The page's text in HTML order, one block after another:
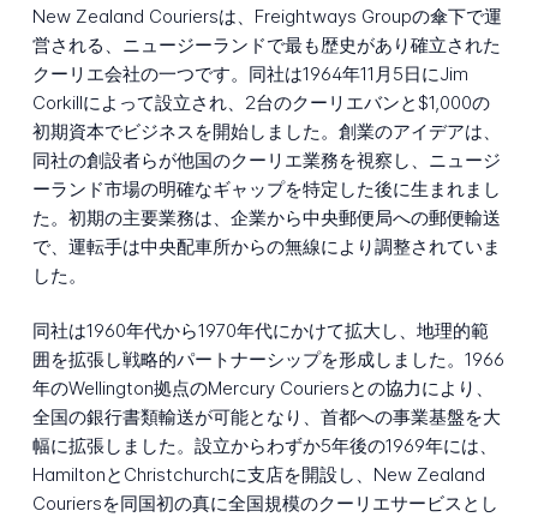
New Zealand Couriersは、Freightways Groupの傘下で運
営される、ニュージーランドで最も歴史があり確立された
クーリエ会社の一つです。同社は1964年11月5日にJim
Corkillによって設立され、2台のクーリエバンと$1,000の
初期資本でビジネスを開始しました。創業のアイデアは、
同社の創設者らが他国のクーリエ業務を視察し、ニュージ
ーランド市場の明確なギャップを特定した後に生まれまし
た。初期の主要業務は、企業から中央郵便局への郵便輸送
で、運転手は中央配車所からの無線により調整されていま
した。
同社は1960年代から1970年代にかけて拡大し、地理的範
囲を拡張し戦略的パートナーシップを形成しました。1966
年のWellington拠点のMercury Couriersとの協力により、
全国の銀行書類輸送が可能となり、首都への事業基盤を大
幅に拡張しました。設立からわずか5年後の1969年には、
HamiltonとChristchurchに支店を開設し、New Zealand
Couriersを同国初の真に全国規模のクーリエサービスとし